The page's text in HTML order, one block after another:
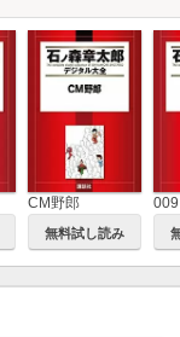
CM野郎
無料試し読み